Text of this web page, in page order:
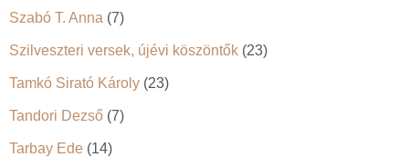
Szabó T. Anna (7)
Szilveszteri versek, újévi köszöntők (23)
Tamkó Sirató Károly (23)
Tandori Dezső (7)
Tarbay Ede (14)